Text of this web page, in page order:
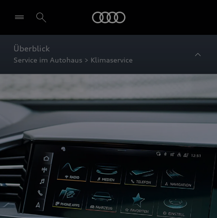
Überblick
Service im Autohaus > Klimaservice